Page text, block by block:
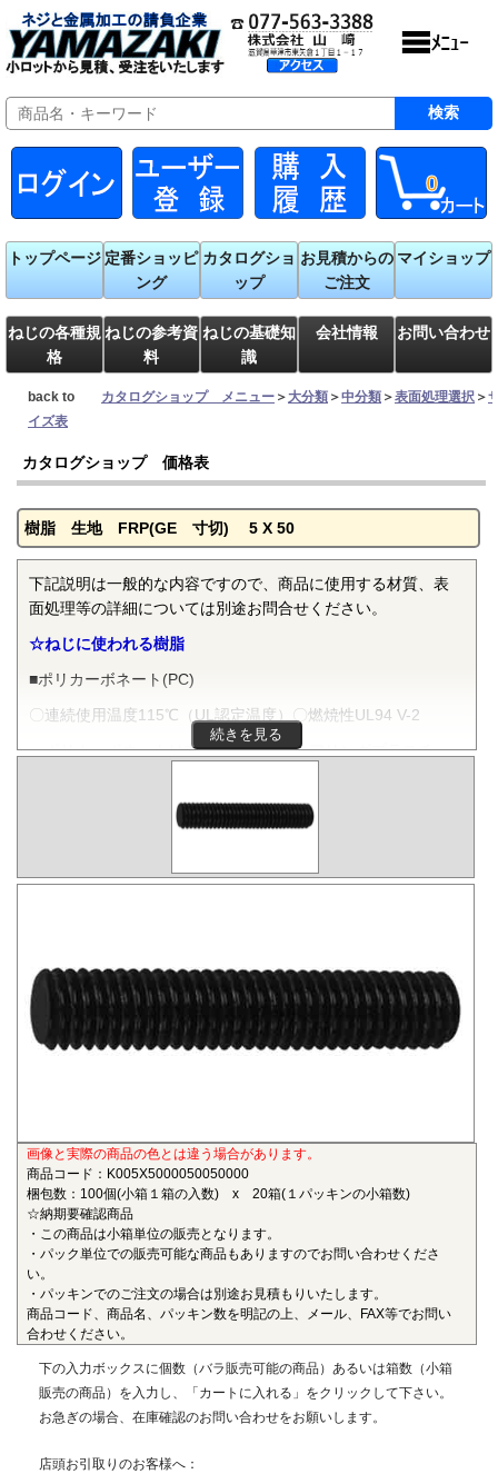
0
トップページ 定番ショッピ
ング
カタログショ
ップ
お見積からの
ご注文
マイショップ
ねじの各種規
格
ねじの参考資
料
ねじの基礎知
識
会社情報 お問い合わせ
back to カタログショップ メニュー ＞大分類 ＞中分類 ＞表面処理選択 ＞
イズ表
カタログショップ 価格表
樹脂 生地 FRP(GE 寸切) 5 X 50
下記説明は一般的な内容ですので、商品に使用する材質、表
面処理等の詳細については別途お問合せください。
☆ねじに使われる樹脂
■ポリカーボネート(PC)
〇連続使用温度115℃（UL認定温度）〇燃焼性UL94 V-2
ポリカーボネートは非晶性のエンジニアリングプラスチッ
どをバランスよく備え、かつ透明で自己消火性を示すことか
ら、電気・電子分野から自動車、医療分野にいたるまで、幅
■ポリフェニレンサルファイド(PPS)
す。優れた耐熱性を有し、高温度雰囲気中で長時間使用して
も物性劣化はほとんどありません。また、耐薬品性、機械的
特性、電気的特性、および寸法安定性にも優れ、電気・電子
部品、自動車部品、化学機械部品などに用いられています。
ポリアミドMXD6をベースポリマーとし、ガラス繊維50%で
強化した結晶性のエンジニアリングプラスチックです。エン
プラの中で最も大きい強度・弾性率を有し、耐油性や耐熱性
にも優れることから、金属の代替材料として自動車等輸送機
部品、一般機械、精密機械部品、電気・電子機器部品、土木
建築用部材などの用いられています。
■ポリエーテルエーテルケトン(PEEK)
半結晶性の最高級性能を有するスーパーエンジニアリング
プラスチックです。エンプラのなかでも最高レベルの耐薬品
す。また、耐熱性、耐摩耗性、耐燃性、耐加水分解性にも優
続きを見る
画像と実際の商品の色とは違う場合があります。
商品コード：K005X5000050050000
梱包数：100個(小箱１箱の入数) x 20箱(１パッキンの小箱数)
☆納期要確認商品
・この商品は小箱単位の販売となります。
・パック単位での販売可能な商品もありますのでお問い合わせくださ
い。
・パッキンでのご注文の場合は別途お見積もりいたします。
商品コード、商品名、パッキン数を明記の上、メール、FAX等でお問い
合わせください。
下の入力ボックスに個数（バラ販売可能の商品）あるいは箱数（小箱
販売の商品）を入力し、「カートに入れる」をクリックして下さい。
お急ぎの場合、在庫確認のお問い合わせをお願いします。
店頭お引取りのお客様へ：